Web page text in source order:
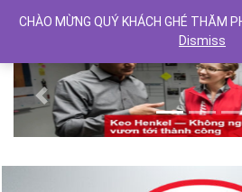
Previous
CHÀO MỪNG QUÝ KHÁCH GHÉ THĂM
Dismiss